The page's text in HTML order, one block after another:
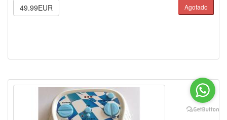
49.99EUR
Agotado